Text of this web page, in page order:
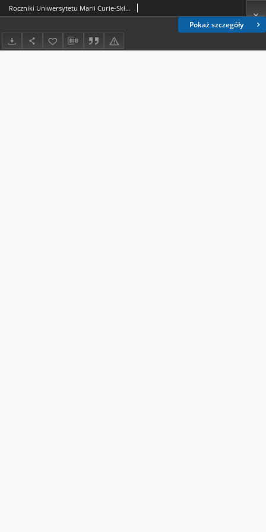
Pokaż szczegóły
Roczniki Uniwersytetu Marii Curie-Skłodowskiej. Dział AA, Fizyka i Chemia = Annales Universitatis Mariae Curie-Skłodowska Lublin-Polonia. Sectio AA. - Vol. 4 (1949) - Spis treści